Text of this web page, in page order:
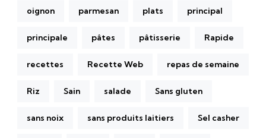
oignon parmesan plats principal
principale pâtes pâtisserie Rapide
recettes Recette Web repas de semaine
Riz Sain salade Sans gluten
sans noix sans produits laitiers Sel casher